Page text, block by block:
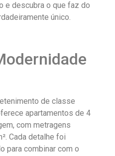
e descubra o que faz do
único.
de classe
apartamentos de 4
com metragens
Cada detalhe foi
para combinar com o